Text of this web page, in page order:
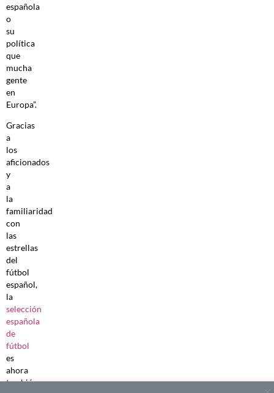
española
o
su
política
que
mucha
gente
en
Europa”.
Gracias
a
los
aficionados
y
a
la
familiaridad
con
las
estrellas
del
fútbol
español,
la
selección
española
de
fútbol
es
ahora
también